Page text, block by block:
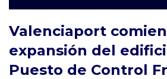
Valenciaport
expansión del
Puesto de Control